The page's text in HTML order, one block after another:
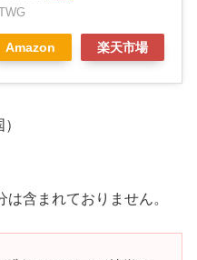
Amazon 楽天市場
含まれておりません。